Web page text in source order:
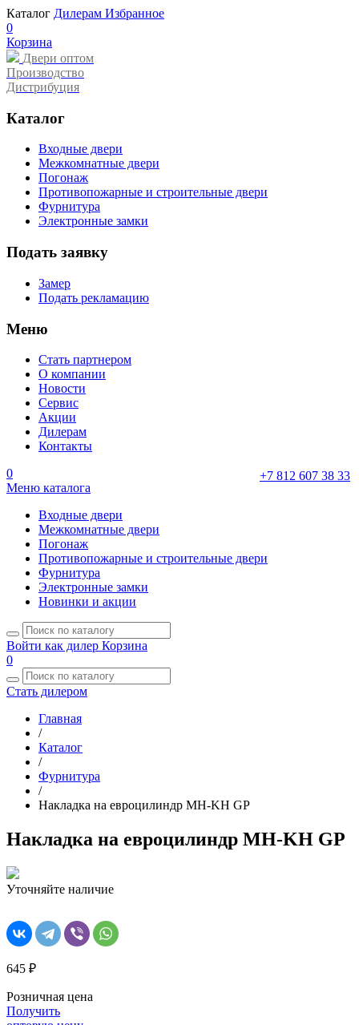
Каталог Дилерам Избранное
0
Корзина
Двери оптом
Производство
Дистрибуция
Каталог
Входные двери
Межкомнатные двери
Погонаж
Противопожарные и строительные двери
Фурнитура
Электронные замки
Подать заявку
Замер
Подать рекламацию
Меню
Стать партнером
О компании
Новости
Сервис
Акции
Дилерам
Контакты
+7 812 607 38 33
0
Меню каталога
Входные двери
Межкомнатные двери
Погонаж
Противопожарные и строительные двери
Фурнитура
Электронные замки
Новинки и акции
Войти как дилер Корзина
0
Стать дилером
Главная
/
Каталог
/
Фурнитура
/
Накладка на евроцилиндр MH-KH GP
Накладка на евроцилиндр MH-KH GP
Уточняйте наличие
645 ₽
Розничная цена
Получить